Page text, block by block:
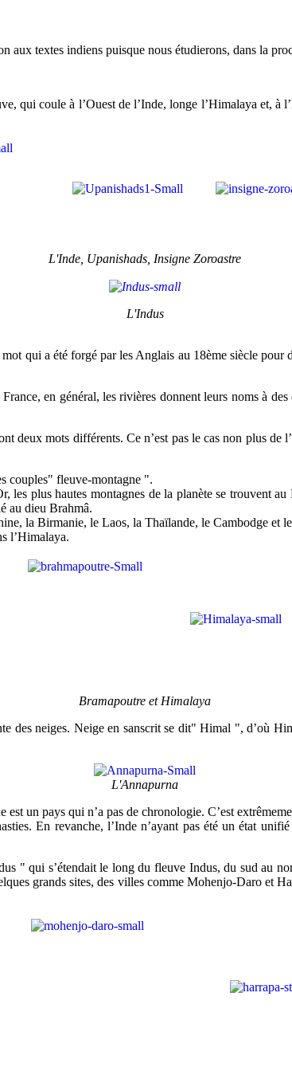
textes indiens puisque nous étudierons, dans la
coule à l’Ouest de l’Inde, longe l’Himalaya et, à
L'Inde, Upanishads, Insigne Zoroastre
L'Indus
qui a été forgé par les Anglais au 18ème siècle pour
en général, les rivières donnent leurs noms à
deux mots différents. Ce n’est pas le cas non plus
couples" fleuve-montagne ".
les plus hautes montagnes de la planète se trouvent
au dieu Brahmâ.
la Birmanie, le Laos, la Thaïlande, le Cambodge et
l’Himalaya.
Bramapoutre et Himalaya
neiges. Neige en sanscrit se dit" Himal ", d’où
L'Annapurna
un pays qui n’a pas de chronologie. C’est
En revanche, l’Inde n’ayant pas été un état
" qui s’étendait le long du fleuve Indus, du sud au
grands sites, des villes comme Mohenjo-Daro et